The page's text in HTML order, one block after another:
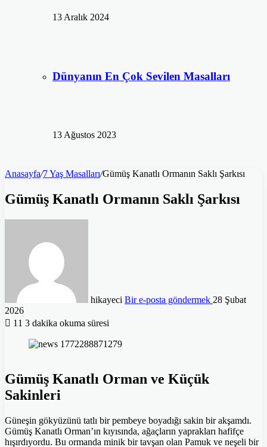
13 Aralık 2024
Dünyanın En Çok Sevilen Masalları
13 Ağustos 2023
Anasayfa/7 Yaş Masalları/Gümüş Kanatlı Ormanın Saklı Şarkısı
Gümüş Kanatlı Ormanın Saklı Şarkısı
hikayeci Bir e-posta göndermek 28 Şubat
2026
11 3 dakika okuma süresi
Gümüş Kanatlı Orman ve Küçük
Sakinleri
Güneşin gökyüzünü tatlı bir pembeye boyadığı sakin bir akşamdı.
Gümüş Kanatlı Orman’ın kıyısında, ağaçların yaprakları hafifçe
hışırdıyordu. Bu ormanda minik bir tavşan olan Pamuk ve neşeli bir